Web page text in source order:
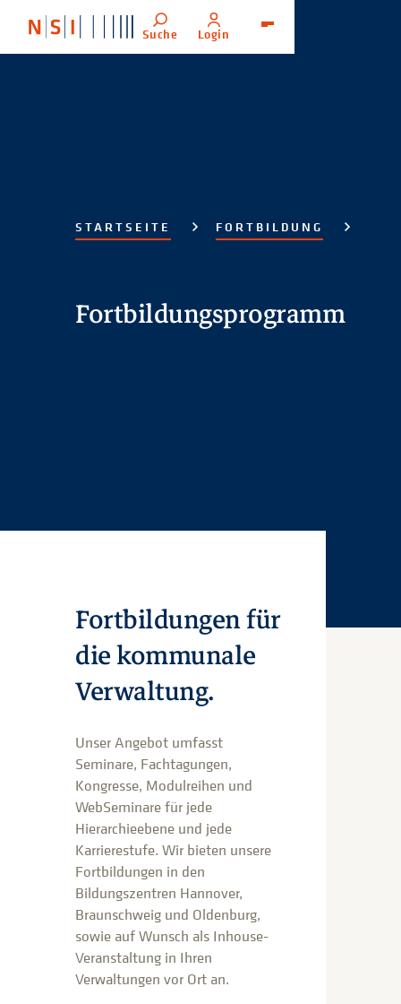
Suche Login
STARTSEITE FORTBILDUNG
Fortbildungsprogramm
Fortbildungen für
die kommunale
Verwaltung.
Unser Angebot umfasst
Seminare, Fachtagungen,
Kongresse, Modulreihen und
WebSeminare für jede
Hierarchieebene und jede
Karrierestufe. Wir bieten unsere
Fortbildungen in den
Bildungszentren Hannover,
Braunschweig und Oldenburg,
sowie auf Wunsch als Inhouse-
Veranstaltung in Ihren
Verwaltungen vor Ort an.